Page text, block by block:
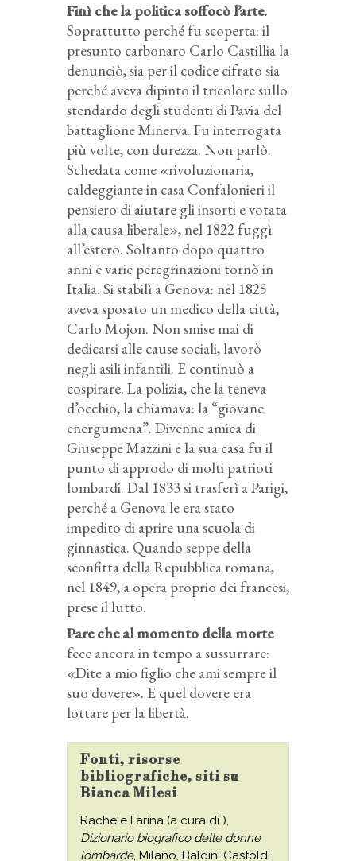
Finì che la politica soffocò l’arte.
Soprattutto perché fu scoperta: il
presunto carbonaro Carlo Castillia la
denunciò, sia per il codice cifrato sia
perché aveva dipinto il tricolore sullo
stendardo degli studenti di Pavia del
battaglione Minerva. Fu interrogata
più volte, con durezza. Non parlò.
Schedata come «rivoluzionaria,
caldeggiante in casa Confalonieri il
pensiero di aiutare gli insorti e votata
alla causa liberale», nel 1822 fuggì
all’estero. Soltanto dopo quattro
anni e varie peregrinazioni tornò in
Italia. Si stabilì a Genova: nel 1825
aveva sposato un medico della città,
Carlo Mojon. Non smise mai di
dedicarsi alle cause sociali, lavorò
negli asili infantili. E continuò a
cospirare. La polizia, che la teneva
d’occhio, la chiamava: la “giovane
energumena”. Divenne amica di
Giuseppe Mazzini e la sua casa fu il
punto di approdo di molti patrioti
lombardi. Dal 1833 si trasferì a Parigi,
perché a Genova le era stato
impedito di aprire una scuola di
ginnastica. Quando seppe della
sconfitta della Repubblica romana,
nel 1849, a opera proprio dei francesi,
prese il lutto.
Pare che al momento della morte
fece ancora in tempo a sussurrare:
«Dite a mio figlio che ami sempre il
suo dovere». E quel dovere era
lottare per la libertà.
Fonti, risorse
bibliografiche, siti su
Bianca Milesi
Rachele Farina (a cura di ),
Dizionario biografico delle donne
lombarde, Milano, Baldini Castoldi